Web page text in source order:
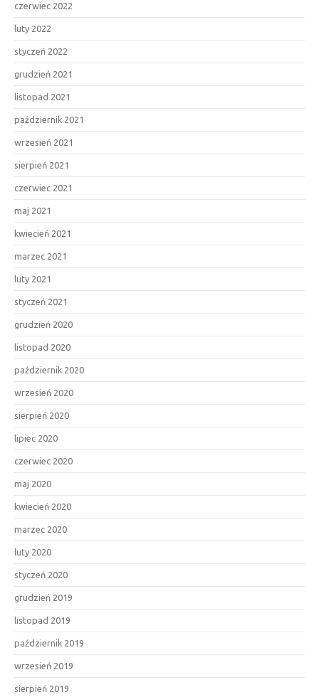
czerwiec 2022
luty 2022
styczeń 2022
grudzień 2021
listopad 2021
październik 2021
wrzesień 2021
sierpień 2021
czerwiec 2021
maj 2021
kwiecień 2021
marzec 2021
luty 2021
styczeń 2021
grudzień 2020
listopad 2020
październik 2020
wrzesień 2020
sierpień 2020
lipiec 2020
czerwiec 2020
maj 2020
kwiecień 2020
marzec 2020
luty 2020
styczeń 2020
grudzień 2019
listopad 2019
październik 2019
wrzesień 2019
sierpień 2019